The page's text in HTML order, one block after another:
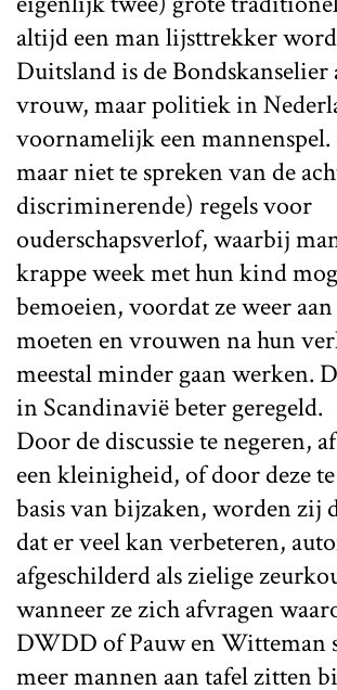
altijd een man lijsttrekker
Duitsland is de Bondskanselier
vrouw, maar politiek in
voornamelijk een
maar niet te spreken van de
discriminerende) regels voor
ouderschapsverlof, waarbij
krappe week met hun kind
bemoeien, voordat ze weer
moeten en vrouwen na hun
meestal minder gaan werken.
in Scandinavië beter geregeld.
Door de discussie te negeren,
een kleinigheid, of door deze
basis van bijzaken, worden zij
dat er veel kan verbeteren,
afgeschilderd als zielige
wanneer ze zich afvragen
DWDD of Pauw en Witteman
meer mannen aan tafel zitten